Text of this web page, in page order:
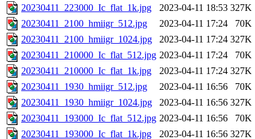
20230411_223000_Ic_flat_1k.jpg
2023-04-11 18:53 327K
20230411_2100_hmiigr_512.jpg
2023-04-11 17:24
70K
20230411_2100_hmiigr_1024.jpg
2023-04-11 17:24 327K
20230411_210000_Ic_flat_512.jpg 2023-04-11 17:24
70K
20230411_210000_Ic_flat_1k.jpg
2023-04-11 17:24 327K
20230411_1930_hmiigr_512.jpg
2023-04-11 16:56
70K
20230411_1930_hmiigr_1024.jpg
2023-04-11 16:56 327K
20230411_193000_Ic_flat_512.jpg 2023-04-11 16:56
70K
20230411_193000_Ic_flat_1k.jpg
2023-04-11 16:56 327K